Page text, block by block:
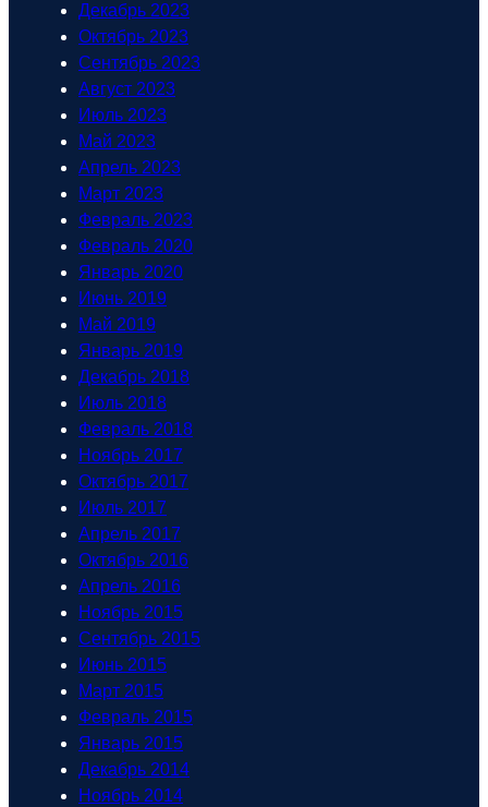
Декабрь 2023
Октябрь 2023
Сентябрь 2023
Август 2023
Июль 2023
Май 2023
Апрель 2023
Март 2023
Февраль 2023
Февраль 2020
Январь 2020
Июнь 2019
Май 2019
Январь 2019
Декабрь 2018
Июль 2018
Февраль 2018
Ноябрь 2017
Октябрь 2017
Июль 2017
Апрель 2017
Октябрь 2016
Апрель 2016
Ноябрь 2015
Сентябрь 2015
Июнь 2015
Март 2015
Февраль 2015
Январь 2015
Декабрь 2014
Ноябрь 2014